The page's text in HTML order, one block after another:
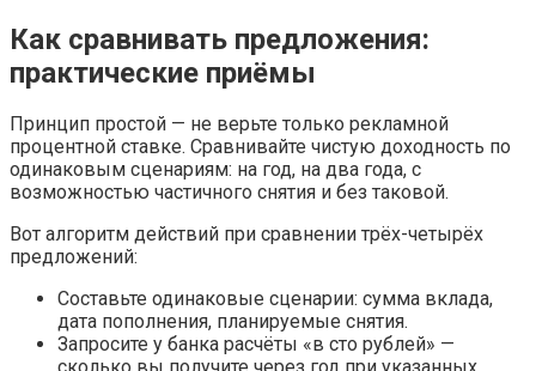
Как сравнивать предложения:
практические приёмы
Принцип простой — не верьте только рекламной
процентной ставке. Сравнивайте чистую доходность по
одинаковым сценариям: на год, на два года, с
возможностью частичного снятия и без таковой.
Вот алгоритм действий при сравнении трёх-четырёх
предложений:
Составьте одинаковые сценарии: сумма вклада,
дата пополнения, планируемые снятия.
Запросите у банка расчёты «в сто рублей» —